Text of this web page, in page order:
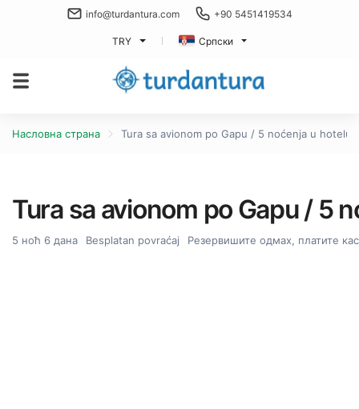
info@turdantura.com +90 5451419534
TRY Српски
Насловна страна Tura sa avionom po Gapu / 5 noćenja u hotelu
Tura sa avionom po Gapu / 5
5 ноћ 6 дана Besplatan povraćaj Резервишите одмах, платите